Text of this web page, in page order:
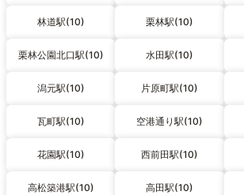
林道駅(10) 栗林駅(10)
栗林公園北口駅(10) 水田駅(10)
潟元駅(10) 片原町駅(10)
瓦町駅(10) 空港通り駅(10)
花園駅(10) 西前田駅(10)
高松築港駅(10) 高田駅(10)